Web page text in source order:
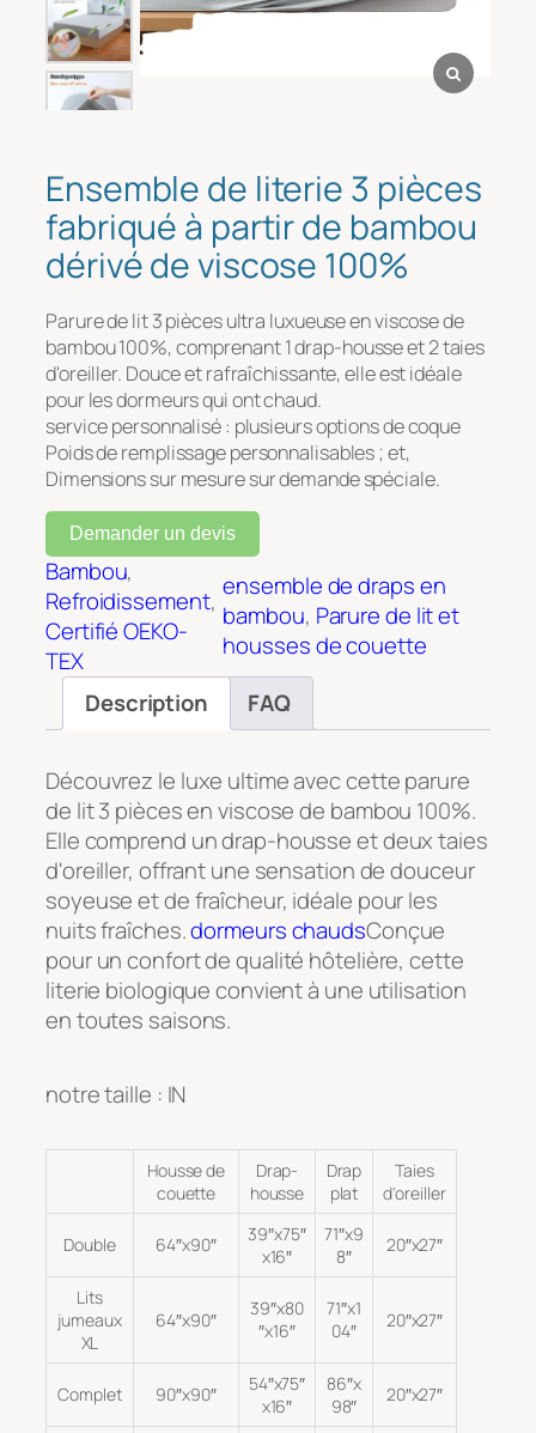
Ensemble de literie 3 pièces
fabriqué à partir de bambou
dérivé de viscose 100%
Parure de lit 3 pièces ultra luxueuse en viscose de
bambou 100%, comprenant 1 drap-housse et 2 taies
d'oreiller. Douce et rafraîchissante, elle est idéale
pour les dormeurs qui ont chaud.
service personnalisé : plusieurs options de coque
Poids de remplissage personnalisables ; et,
Dimensions sur mesure sur demande spéciale.
Demander un devis
Bambou
Refroidissement
Certifié OEKO-
TEX
ensemble de draps en
bambou, Parure de lit et
housses de couette
Description
FAQ
Découvrez le luxe ultime avec cette parure
de lit 3 pièces en viscose de bambou 100%.
Elle comprend un drap-housse et deux taies
d'oreiller, offrant une sensation de douceur
soyeuse et de fraîcheur, idéale pour les
nuits fraîches.dormeurs chaudsConçue
pour un confort de qualité hôtelière, cette
literie biologique convient à une utilisation
en toutes saisons.
notre taille : IN
Housse de
couette
Drap-
housse
Drap
plat
Taies
d'oreiller
Double 64″x90″
39″x75″
x16″
71″x9
8″
20″x27″
Lits
jumeaux
XL
64″x90″
39″x80
″x16″
71″x1
04″
20″x27″
Complet 90″x90″
54″x75″
x16″
86″x
98″
20″x27″
Message
Téléchargement de fichiers
Télécharger
Soumettre